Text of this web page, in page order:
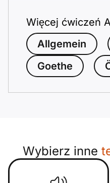
Więcej ćwiczeń
Allgemein
Goethe
Wybierz inne